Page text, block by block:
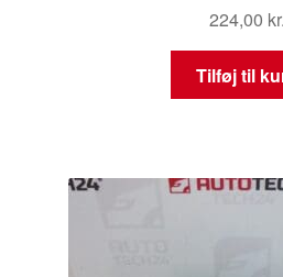
224,00 kr.
Tilføj til